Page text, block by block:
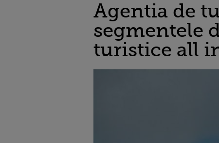
Agentia de
segmentele
turistice all